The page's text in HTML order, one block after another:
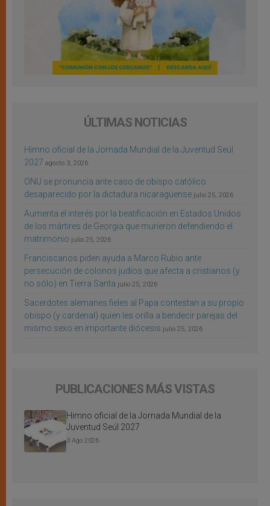
ÚLTIMAS NOTICIAS
Himno oficial de la Jornada Mundial de la Juventud Seúl
2027 agosto 3, 2026
ONU se pronuncia ante caso de obispo católico
desaparecido por la dictadura nicaragüense julio 25, 2026
Aumenta el interés por la beatificación en Estados Unidos
de los mártires de Georgia que murieron defendiendo el
matrimonio julio 25, 2026
Franciscanos piden ayuda a Marco Rubio ante
persecución de colonos judíos que afecta a cristianos (y
no sólo) en Tierra Santa julio 25, 2026
Sacerdotes alemanes fieles al Papa contestan a su propio
obispo (y cardenal) quien les orilla a bendecir parejas del
mismo sexo en importante diócesis julio 25, 2026
PUBLICACIONES MÁS VISTAS
Himno oficial de la Jornada Mundial de la
Juventud Seúl 2027
3 Ago 2026